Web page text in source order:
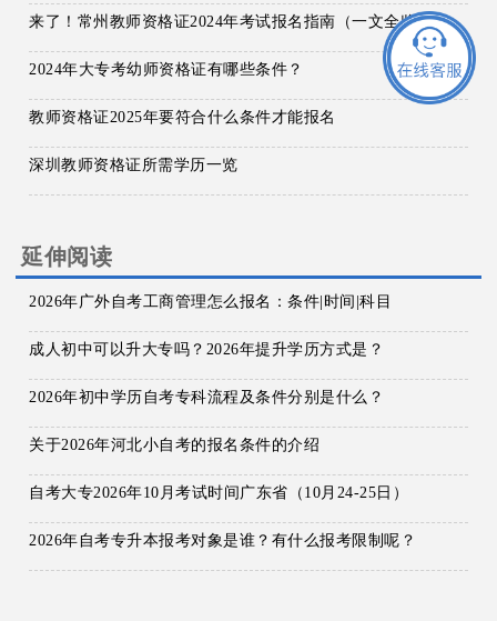
来了！常州教师资格证2024年考试报名指南（一文全览）
2024年大专考幼师资格证有哪些条件？
教师资格证2025年要符合什么条件才能报名
深圳教师资格证所需学历一览
延伸阅读
2026年广外自考工商管理怎么报名：条件|时间|科目
成人初中可以升大专吗？2026年提升学历方式是？
2026年初中学历自考专科流程及条件分别是什么？
关于2026年河北小自考的报名条件的介绍
自考大专2026年10月考试时间广东省（10月24-25日）
2026年自考专升本报考对象是谁？有什么报考限制呢？